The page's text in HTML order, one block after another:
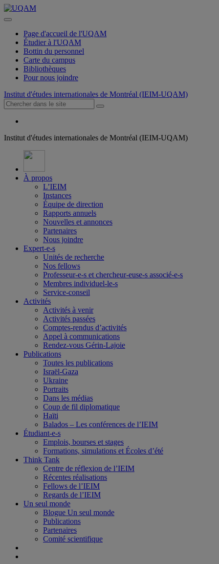
Page d'accueil de l'UQAM
Étudier à l'UQAM
Bottin du personnel
Carte du campus
Bibliothèques
Pour nous joindre
Institut d'études internationales de Montréal (IEIM-UQAM)
Institut d'études internationales de Montréal (IEIM-UQAM)
À propos
L’IEIM
Instances
Équipe de direction
Rapports annuels
Nouvelles et annonces
Partenaires
Nous joindre
Expert-e-s
Unités de recherche
Nos fellows
Professeur-e-s et chercheur-euse-s associé-e-s
Membres individuel-le-s
Service-conseil
Activités
Activités à venir
Activités passées
Comptes-rendus d’activités
Appel à communications
Rendez-vous Gérin-Lajoie
Publications
Toutes les publications
Israël-Gaza
Ukraine
Portraits
Dans les médias
Coup de fil diplomatique
Haïti
Balados – Les conférences de l’IEIM
Étudiant-e-s
Emplois, bourses et stages
Formations, simulations et Écoles d’été
Think Tank
Centre de réflexion de l’IEIM
Récentes réalisations
Fellows de l’IEIM
Regards de l’IEIM
Un seul monde
Blogue Un seul monde
Publications
Partenaires
Comité scientifique